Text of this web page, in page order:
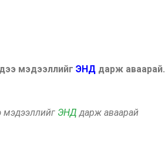
мэдээллийг ЭНД дарж аваарай.
мэдээллийг ЭНД дарж аваарай